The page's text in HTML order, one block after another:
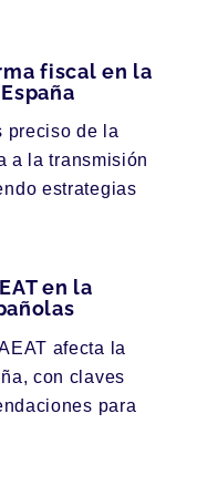
fiscal en la
preciso de la
a la transmisión
estrategias
en la
afecta la
con claves
para